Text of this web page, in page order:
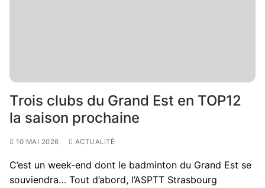
Trois clubs du Grand Est en TOP12
la saison prochaine
10 MAI 2026 ACTUALITÉ
C’est un week-end dont le badminton du Grand Est se
souviendra… Tout d’abord, l’ASPTT Strasbourg